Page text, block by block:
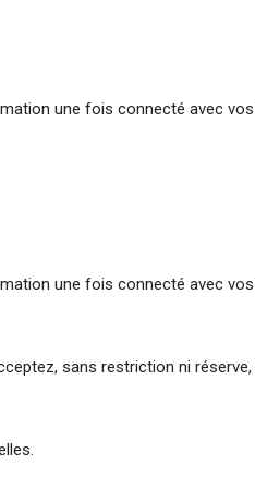
une fois connecté avec
une fois connecté avec
sans restriction ni